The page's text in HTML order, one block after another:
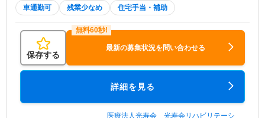
車通勤可 残業少なめ 住宅手当・補助
保存する
最新の募集状況を問い合わせる
詳細を見る
医療法人光寿会 光寿会リハビリテーシ